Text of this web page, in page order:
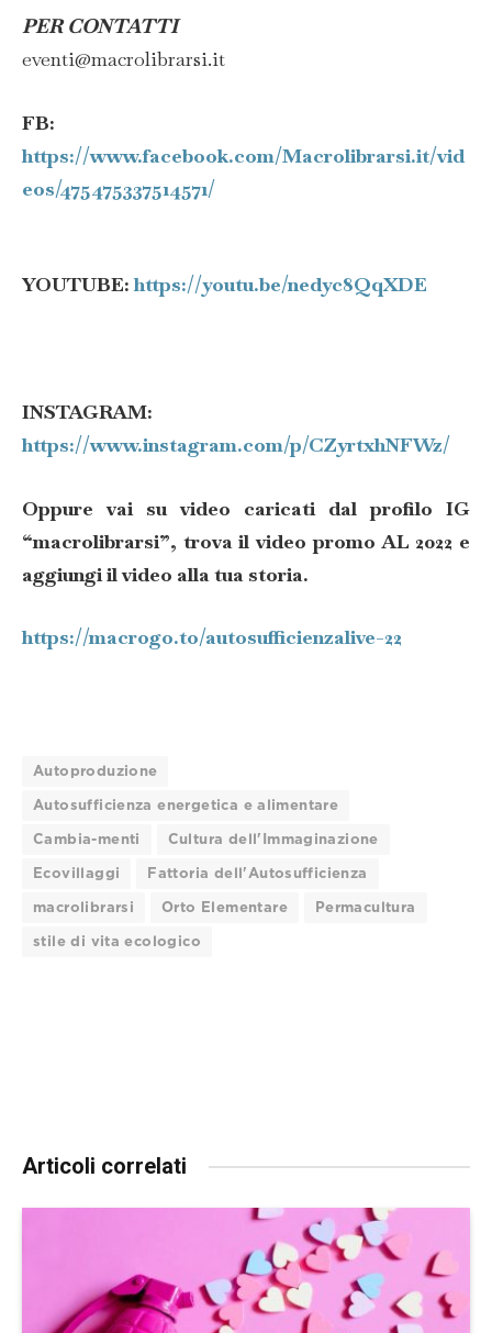
PER CONTATTI
eventi@macrolibrarsi.it
FB:
https://www.facebook.com/Macrolibrarsi.it/vid
eos/475475337514571/
YOUTUBE:https://youtu.be/nedyc8QqXDE
INSTAGRAM:
https://www.instagram.com/p/CZyrtxhNFWz/
Oppure vai su video caricati dal profilo IG
“macrolibrarsi”, trova il video promo AL 2022 e
aggiungi il video alla tua storia.
https://macrogo.to/autosufficienzalive-22
Autoproduzione
Autosufficienza energetica e alimentare
Cambia-menti Cultura dell'Immaginazione
Ecovillaggi Fattoria dell'Autosufficienza
macrolibrarsi Orto Elementare Permacultura
stile di vita ecologico
Articoli correlati